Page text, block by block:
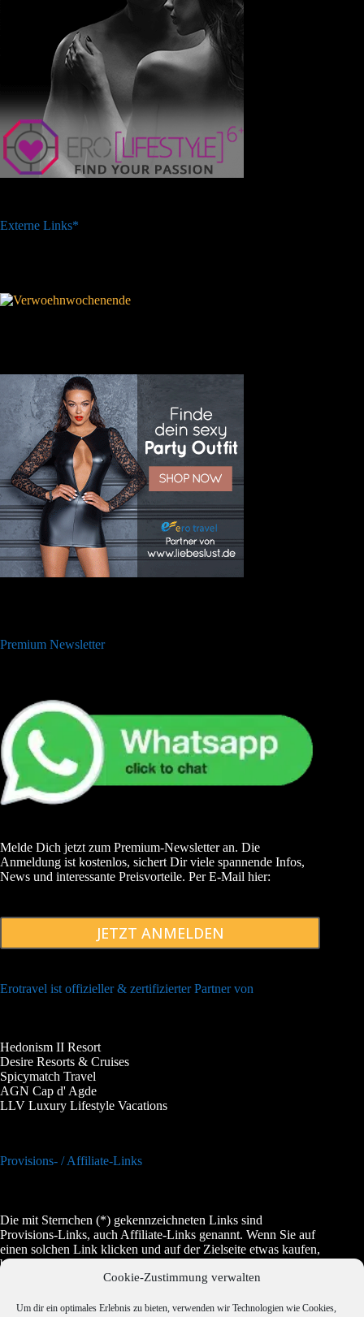
Cookie-Zustimmung verwalten
Um dir ein optimales Erlebnis zu bieten, verwenden wir Technologien wie Cookies,
Externe Links*
Premium Newsletter
Melde Dich jetzt zum Premium-Newsletter an. Die
Anmeldung ist kostenlos, sichert Dir viele spannende Infos,
News und interessante Preisvorteile. Per E-Mail hier:
JETZT ANMELDEN
Erotravel ist offizieller & zertifizierter Partner von
Hedonism II Resort
Desire Resorts & Cruises
Spicymatch Travel
AGN Cap d' Agde
LLV Luxury Lifestyle Vacations
Provisions- / Affiliate-Links
Die mit Sternchen (*) gekennzeichneten Links sind
Provisions-Links, auch Affiliate-Links genannt. Wenn Sie auf
einen solchen Link klicken und auf der Zielseite etwas kaufen,
bekommen wir vom betreffenden Anbieter oder Online-Shop
eine Vermittlerprovision. Es entstehen für Sie keine Nachteile
etwas günstiger.